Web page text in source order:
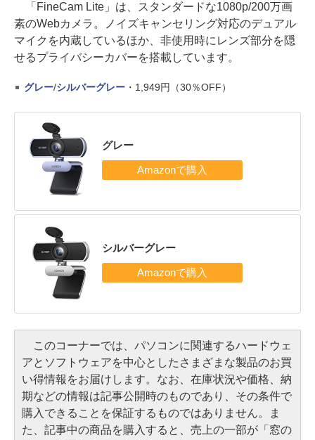
「FineCam Lite」は、スタンダードな1080p/200万画
素のWebカメラ。ノイズキャンセリング対応のデュアル
マイクを内蔵しているほか、非使用時にレンズ部分を隠
せるプライバシーカバーを搭載しています。
グレー/シルバーグレー・1,949円（30％OFF）
グレー
シルバーグレー
このコーナーでは、パソコンに関連するハードウェ
アとソフトウェアを中心としたさまざまな製品のお買
い得情報をお届けします。なお、在庫状況や価格、納
期などの情報は記事公開時のものであり、その条件で
購入できることを保証するものではありません。ま
た、記事中の商品を購入すると、売上の一部が「窓の